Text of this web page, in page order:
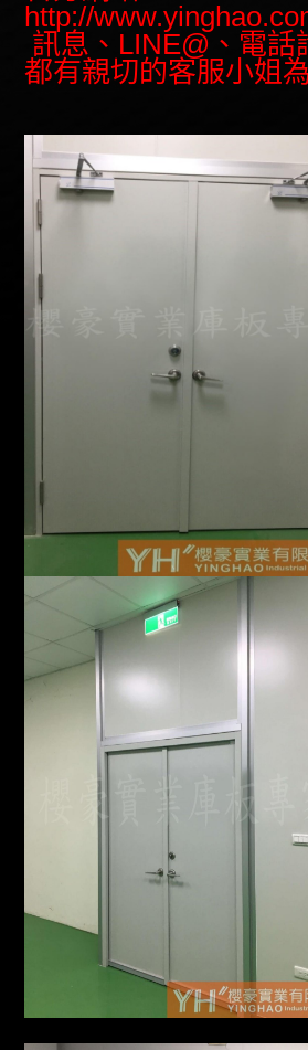
http://
訊息、LINE@、電話
都有親切的客服小姐